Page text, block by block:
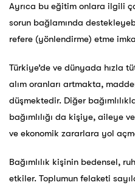
Ayrıca bu eğitim onlara ilgili
sorun bağlamında
refere (yönlendirme) etme
Türkiye’de ve dünyada hızla
alım oranları artmakta,
düşmektedir. Diğer
bağımlılığı da kişiye, aileye
ve ekonomik zararlara yol
Bağımlılık kişinin bedensel,
etkiler. Toplumun felaketi